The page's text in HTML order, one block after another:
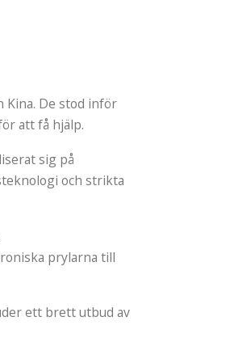
De stod inför
att få hjälp.
sig på
och strikta
prylarna till
ett brett utbud av